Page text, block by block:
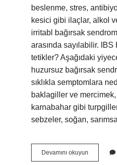
beslenme, stres,
kesici gibi ilaçlar, alkol
irritabl bağırsak
arasında sayılabilir.
tetikler? Aşağıdaki
huzursuz bağırsak
sıklıkla semptomlara
baklagiller ve
karnabahar gibi
sebzeler, soğan,
Devamını okuyun Huzursuz
Bağırsak